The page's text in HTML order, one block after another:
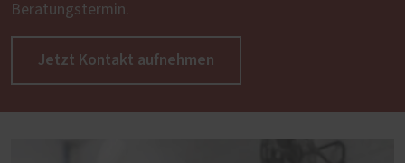
Beratungstermin.
Jetzt Kontakt aufnehmen